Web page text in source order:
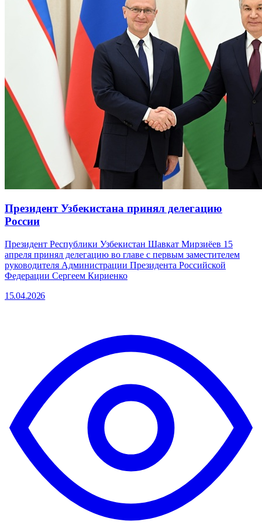
Президент Узбекистана принял делегацию
России
Президент Республики Узбекистан Шавкат Мирзиёев 15
апреля принял делегацию во главе с первым заместителем
руководителя Администрации Президента Российской
Федерации Сергеем Кириенко
15.04.2026